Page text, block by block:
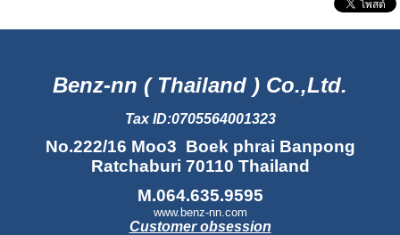
Benz-nn ( Thailand ) Co.,Ltd.
Tax ID:0705564001323
No.222/16 Moo3 Boek phrai Banpong
Ratchaburi 70110 Thailand
M.064.635.9595
www.benz-nn.com
Customer obsession